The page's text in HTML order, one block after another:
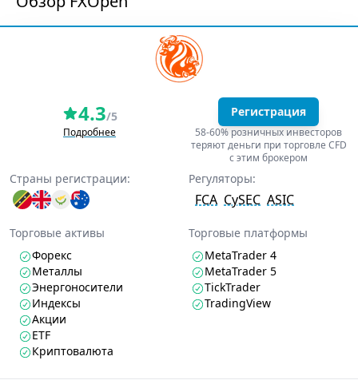
4.3/5
Подробнее
Регистрация
58-60% розничных инвесторов
теряют деньги при торговле CFD
с этим брокером
Страны регистрации: Регуляторы:
FCA CySEC ASIC
Торговые активы
Форекс
Металлы
Энергоносители
Индексы
Акции
ETF
Криптовалюта
Торговые платформы
MetaTrader 4
MetaTrader 5
TickTrader
TradingView